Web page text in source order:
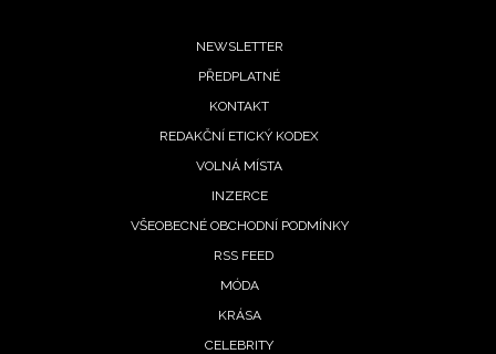
NEWSLETTER
PŘEDPLATNÉ
KONTAKT
REDAKČNÍ ETICKÝ KODEX
VOLNÁ MÍSTA
INZERCE
VŠEOBECNÉ OBCHODNÍ PODMÍNKY
RSS FEED
MÓDA
KRÁSA
CELEBRITY